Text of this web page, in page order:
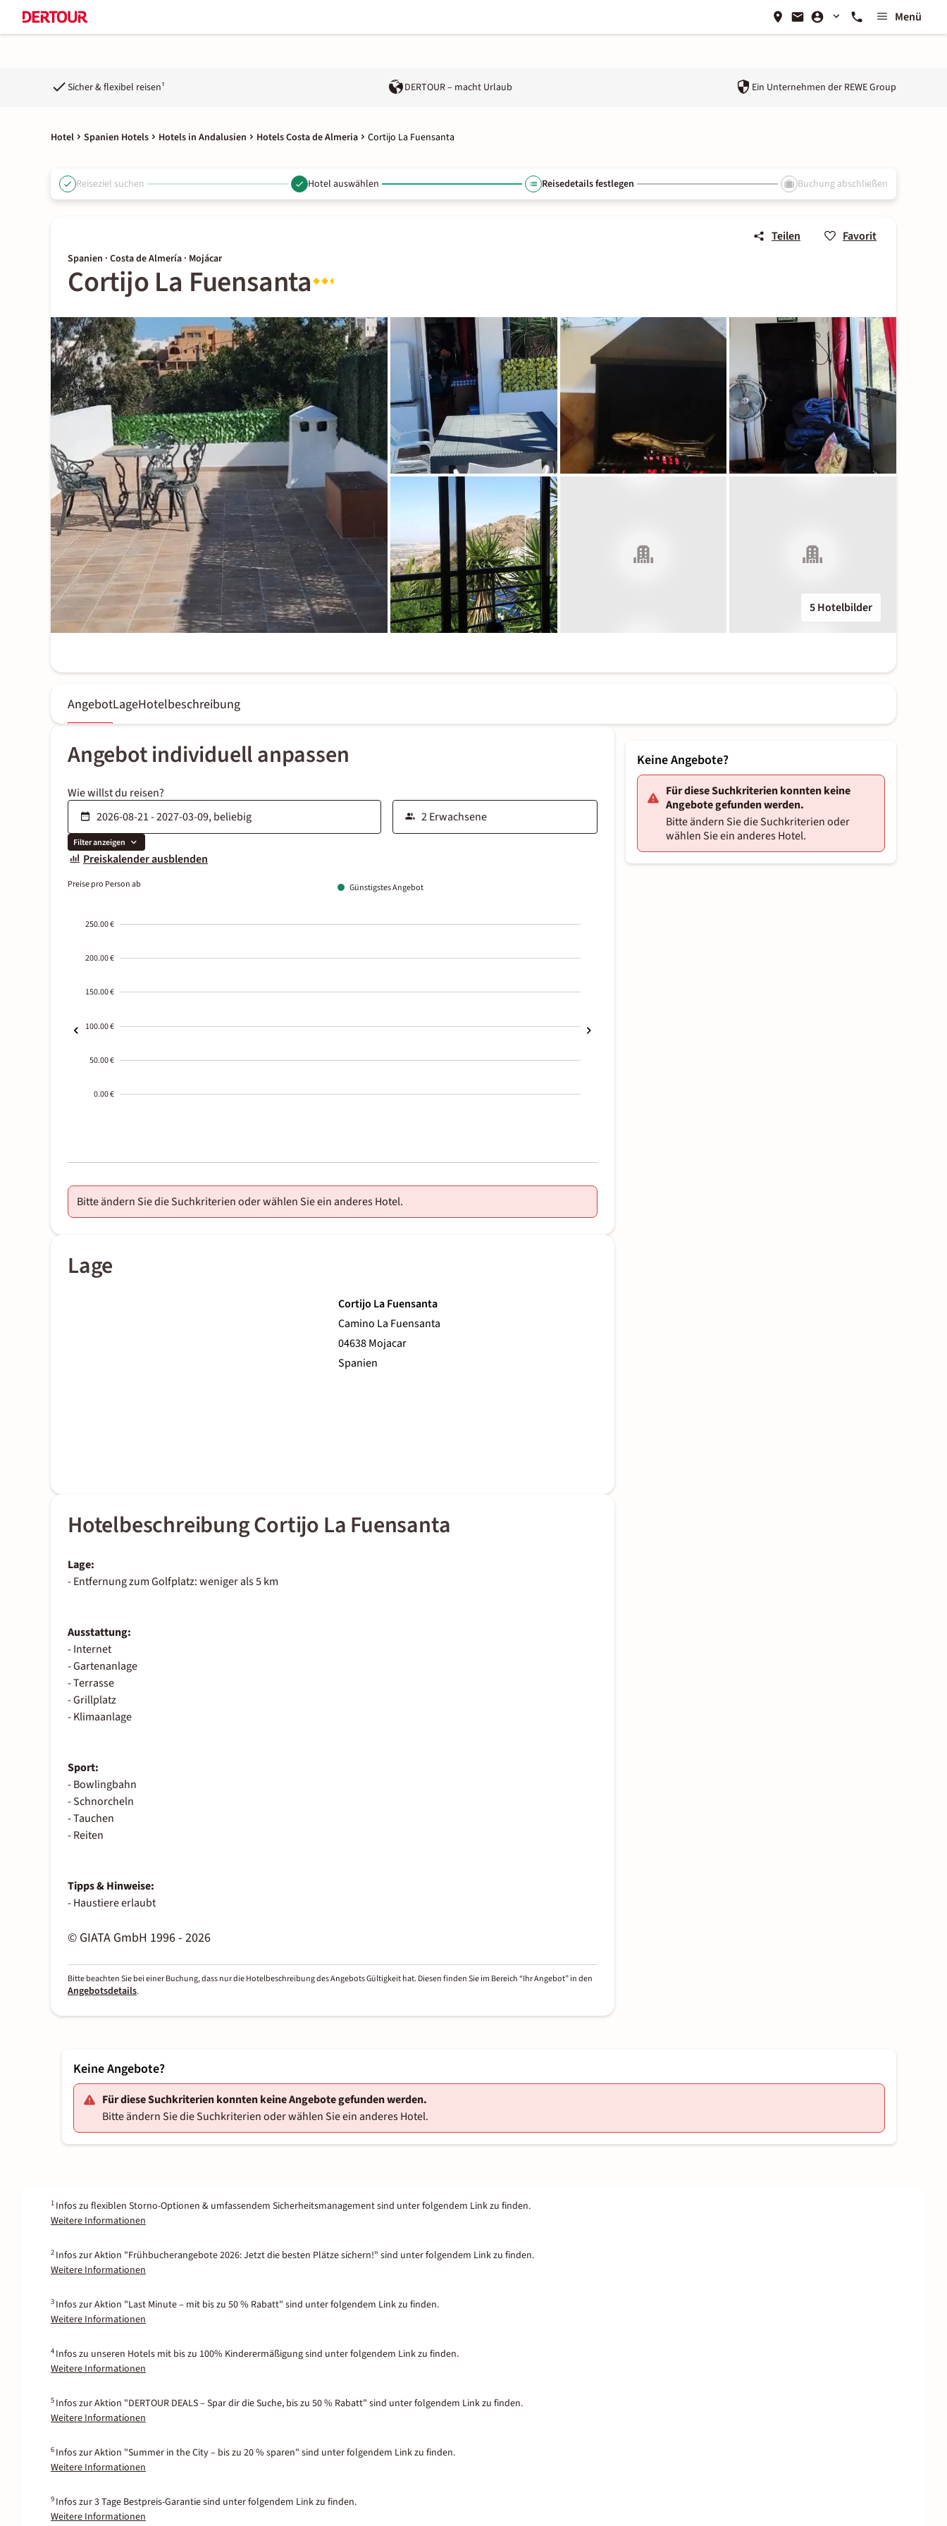
Menü
Sicher & flexibel reisen¹ DERTOUR – macht Urlaub Ein Unternehmen der REWE Group
Hotel Spanien Hotels Hotels in Andalusien Hotels Costa de Almeria Cortijo La Fuensanta
Reiseziel suchen Hotel auswählen Reisedetails festlegen Buchung abschließen
Teilen Favorit
Spanien · Costa de Almería · Mojácar
Cortijo La Fuensanta
5 Hotelbilder
AngebotLageHotelbeschreibung
Angebot individuell anpassen
Wie willst du reisen?
Filter anzeigen
Preiskalender ausblenden
Preise pro Person ab Günstigstes Angebot
250.00 €
200.00 €
150.00 €
100.00 €
50.00 €
0.00 €
01-02
Bitte ändern Sie die Suchkriterien oder wählen Sie ein anderes Hotel.
Lage
Cortijo La Fuensanta
Camino La Fuensanta
04638 Mojacar
Spanien
Hotelbeschreibung Cortijo La Fuensanta
Lage:
- Entfernung zum Golfplatz: weniger als 5 km
Ausstattung:
- Internet
- Gartenanlage
- Terrasse
- Grillplatz
- Klimaanlage
Sport:
- Bowlingbahn
- Schnorcheln
- Tauchen
- Reiten
Tipps & Hinweise:
- Haustiere erlaubt
© GIATA GmbH 1996 - 2026
Bitte beachten Sie bei einer Buchung, dass nur die Hotelbeschreibung des Angebots Gültigkeit hat. Diesen finden Sie im Bereich “Ihr Angebot” in den
Angebotsdetails.
Keine Angebote?
Für diese Suchkriterien konnten keine
Angebote gefunden werden.
Bitte ändern Sie die Suchkriterien oder
wählen Sie ein anderes Hotel.
Keine Angebote?
Für diese Suchkriterien konnten keine Angebote gefunden werden.
Bitte ändern Sie die Suchkriterien oder wählen Sie ein anderes Hotel.
1 Infos zu flexiblen Storno-Optionen & umfassendem Sicherheitsmanagement sind unter folgendem Link zu finden.
Weitere Informationen
2 Infos zur Aktion "Frühbucherangebote 2026: Jetzt die besten Plätze sichern!" sind unter folgendem Link zu finden.
Weitere Informationen
3 Infos zur Aktion "Last Minute – mit bis zu 50 % Rabatt" sind unter folgendem Link zu finden.
Weitere Informationen
4 Infos zu unseren Hotels mit bis zu 100% Kinderermäßigung sind unter folgendem Link zu finden.
Weitere Informationen
5 Infos zur Aktion "DERTOUR DEALS – Spar dir die Suche, bis zu 50 % Rabatt" sind unter folgendem Link zu finden.
Weitere Informationen
6 Infos zur Aktion "Summer in the City – bis zu 20 % sparen" sind unter folgendem Link zu finden.
Weitere Informationen
9 Infos zur 3 Tage Bestpreis-Garantie sind unter folgendem Link zu finden.
Weitere Informationen